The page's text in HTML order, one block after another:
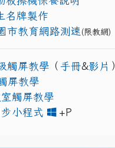
名牌製作
市教育網路測速 (限教網)
觸屏教學 （ 手冊&影片 ）
屏教學
觸屏教學
小程式
+Plink to
link to